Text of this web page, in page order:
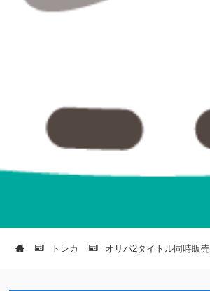
トレカ オリパ2タイトル同時販売